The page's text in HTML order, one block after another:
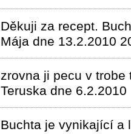
Děkuji za recept.
Mája dne 13.2.2010
zrovna ji pecu v trobe
Teruska dne 6.2.2010
Buchta je vynikající a